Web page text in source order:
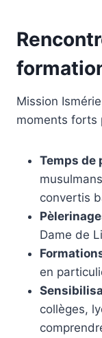
Mission
moments forts
Temps de
convertis
Dame de
en
collèges,